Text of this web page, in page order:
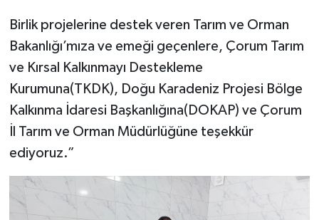
Birlik projelerine destek veren Tarım ve Orman
Bakanlığı’mıza ve emeği geçenlere, Çorum Tarım
ve Kırsal Kalkınmayı Destekleme
Kurumuna(TKDK), Doğu Karadeniz Projesi Bölge
Kalkınma İdaresi Başkanlığına(DOKAP) ve Çorum
İl Tarım ve Orman Müdürlüğüne teşekkür
ediyoruz.”